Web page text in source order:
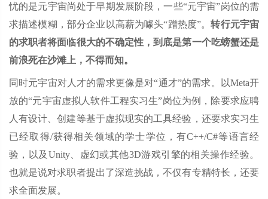
忧的是元宇宙尚处于早期发展阶段，一些“元宇宙”岗位的需
求描述模糊，部分企业以高薪为噱头“蹭热度”。转行元宇宙
的求职者将面临很大的不确定性，到底是第一个吃螃蟹还是
前浪死在沙滩上，不得而知。
同时元宇宙对人才的需求更像是对“通才”的需求。以Meta开
放的“元宇宙虚拟人软件工程实习生”岗位为例，除要求应聘
人有设计、创建等基于虚拟现实的工具经验，还要求实习生
已经取得/获得相关领域的学士学位，有C++/C#等语言经
验，以及Unity、虚幻或其他3D游戏引擎的相关操作经验。
也就是说对求职者提出了深造挑战，不仅有专精特长，还要
求全面发展。